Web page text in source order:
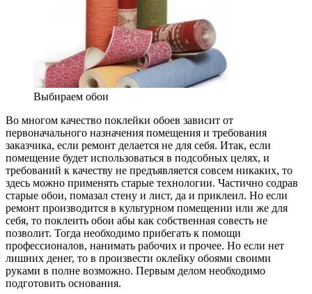
Выбираем обои
Во многом качество поклейки обоев зависит от
первоначального назначения помещения и требования
заказчика, если ремонт делается не для себя. Итак, если
помещение будет использоваться в подсобных целях, и
требований к качеству не предъявляется совсем никаких, то
здесь можно применять старые технологии. Частично содрав
старые обои, помазал стену и лист, да и приклеил. Но если
ремонт производится в культурном помещении или же для
себя, то поклеить обои абы как собственная совесть не
позволит. Тогда необходимо прибегать к помощи
профессионалов, нанимать рабочих и прочее. Но если нет
лишних денег, то в произвести оклейку обоями своими
руками в полне возможно. Первым делом необходимо
подготовить основания.